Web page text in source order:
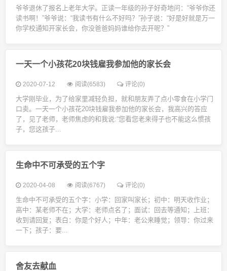
爷爷退休了报名上老年大学。正读一年级的孙子好奇地问：“爷爷你还
读书啊！”爷爷说：“我读书有什么不好吗？”孙子说：“好是好就是万一
你学校通知开家长会，你没爸爸妈妈谁给你去开呢？”
一天一个小孩花20块钱雇我参加他的家长会
2020-07-12 阅读(6583) 评论(0)
大学刚毕业，为了给家里减轻负担，就和朋友弄了点小零食在小学门
口卖。一天一个小孩花20块钱雇我参加他的家长会，我高兴的答应
了，见了老师，老师焦虑的和我说:“您看您老来得子也不能这么惯孩
子，您这孩子...
生命中不可承受的五个字
2020-04-08 阅读(6767) 评论(0)
生命中不可承受的五个字：小学：回家叫家长；初中：明天收作业；
高中：某老师不在；大学：老师点名了；面试：回去等通知；上班：
收到请回复；表白：你是个好人；中年：老公来睡觉；领导：你过来
一下；孩子：要...
舍友去献血